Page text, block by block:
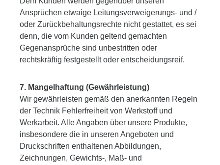
Ansprüchen etwaige Leitungsverweigerungs- und /
oder Zurückbehaltungsrechte nicht gestattet, es sei
denn, die vom Kunden geltend gemachten
Gegenansprüche sind unbestritten oder
rechtskräftig festgestellt oder entscheidungsreif.
7. Mangelhaftung (Gewährleistung)
Wir gewährleisten gemäß den anerkannten Regeln
der Technik Fehlerfreiheit von Werkstoff und
Werkarbeit. Alle Angaben über unsere Produkte,
insbesondere die in unseren Angeboten und
Druckschriften enthaltenen Abbildungen,
Zeichnungen, Gewichts-, Maß- und